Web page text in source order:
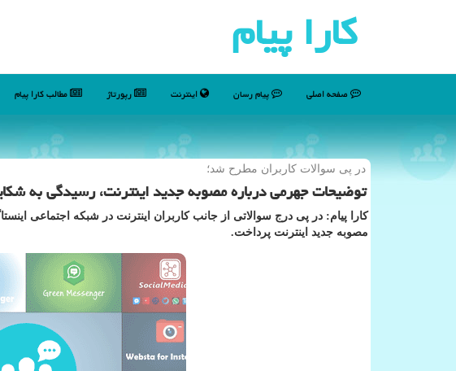
كارا پیام
صفحه اصلی پیام رسان اینترنت رپورتاژ مطالب كارا پیام
در پی سوالات كاربران مطرح شد؛
توضیحات جهرمی درباره مصوبه جدید اینترنت، رسیدگی به
كارا پیام: در پی درج سوالاتی از جانب كاربران اینترنت در شبكه اجتماعی
مصوبه جدید اینترنت پرداخت.